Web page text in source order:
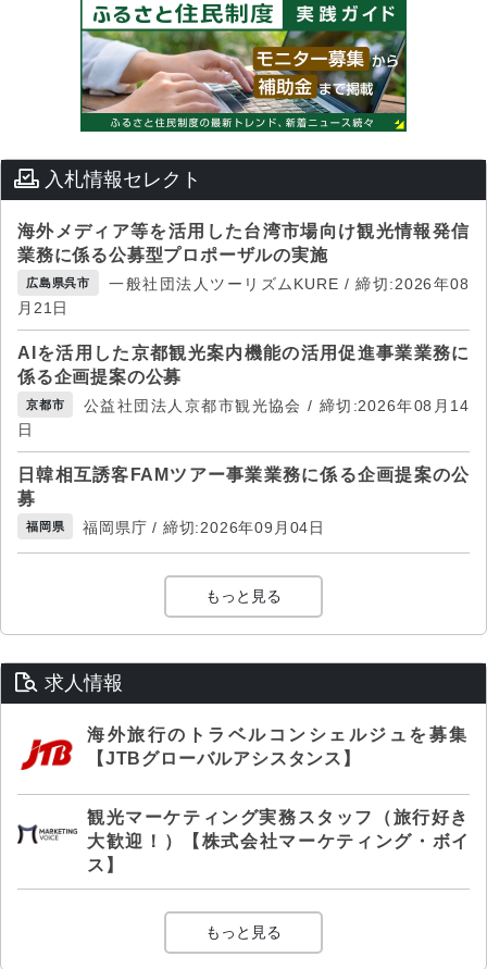
入札情報セレクト
海外メディア等を活用した台湾市場向け観光情報発信
業務に係る公募型プロポーザルの実施
広島県呉市
一般社団法人ツーリズムKURE / 締切:2026年08
月21日
AIを活用した京都観光案内機能の活用促進事業業務に
係る企画提案の公募
京都市
公益社団法人京都市観光協会 / 締切:2026年08月14
日
日韓相互誘客FAMツアー事業業務に係る企画提案の公
募
福岡県 福岡県庁 / 締切:2026年09月04日
もっと見る
求人情報
海外旅行のトラベルコンシェルジュを募集
【JTBグローバルアシスタンス】
観光マーケティング実務スタッフ（旅行好き
大歓迎！）【株式会社マーケティング・ボイ
ス】
もっと見る